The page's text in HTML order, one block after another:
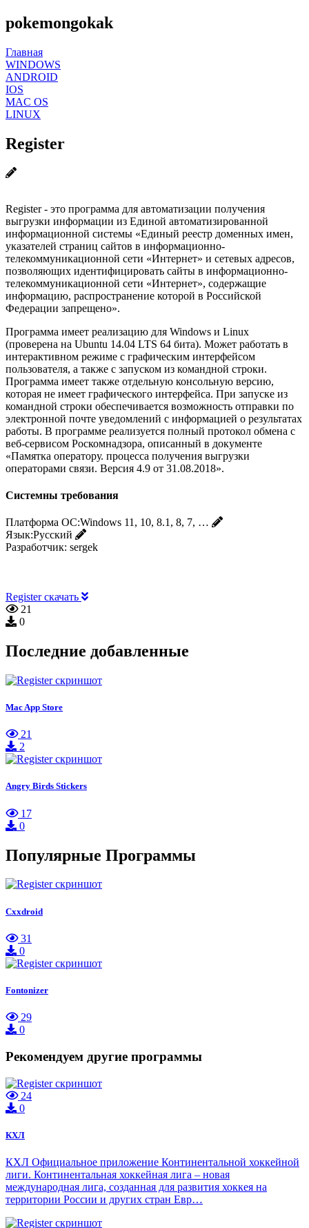
pokemongokak
Главная
WINDOWS
ANDROID
IOS
MAC OS
LINUX
Register
Register - это программа для автоматизации получения
выгрузки информации из Единой автоматизированной
информационной системы «Единый реестр доменных имен,
указателей страниц сайтов в информационно-
телекоммуникационной сети «Интернет» и сетевых адресов,
позволяющих идентифицировать сайты в информационно-
телекоммуникационной сети «Интернет», содержащие
информацию, распространение которой в Российской
Федерации запрещено».
Программа имеет реализацию для Windows и Linux
(проверена на Ubuntu 14.04 LTS 64 бита). Может работать в
интерактивном режиме с графическим интерфейсом
пользователя, а также с запуском из командной строки.
Программа имеет также отдельную консольную версию,
которая не имеет графического интерфейса. При запуске из
командной строки обеспечивается возможность отправки по
электронной почте уведомлений с информацией о результатах
работы. В программе реализуется полный протокол обмена с
веб-сервисом Роскомнадзора, описанный в документе
«Памятка оператору. процесса получения выгрузки
операторами связи. Версия 4.9 от 31.08.2018».
Системны требования
Платформа ОС:Windows 11, 10, 8.1, 8, 7, …
Язык:Русский
Разработчик: sergek
Register скачать
21
0
Последние добавленные
Mac App Store
21
2
Angry Birds Stickers
17
0
Популярные Программы
Cxxdroid
31
0
Fontonizer
29
0
Рекомендуем другие программы
24
0
КХЛ
КХЛ Официальное приложение Континентальной хоккейной
лиги. Континентальная хоккейная лига – новая
международная лига, созданная для развития хоккея на
территории России и других стран Евр…